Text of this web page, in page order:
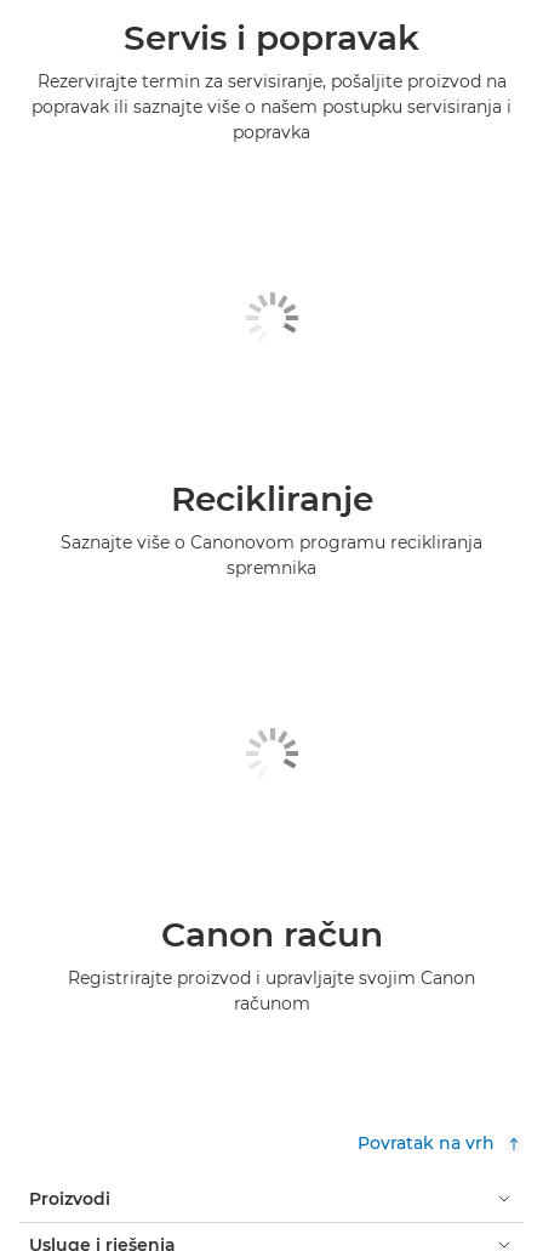
Servis i popravak
Rezervirajte termin za servisiranje, pošaljite proizvod na
popravak ili saznajte više o našem postupku servisiranja i
popravka
Recikliranje
Saznajte više o Canonovom programu recikliranja
spremnika
Canon račun
Registrirajte proizvod i upravljajte svojim Canon
računom
Povratak na vrh
Proizvodi
Usluge i rješenja